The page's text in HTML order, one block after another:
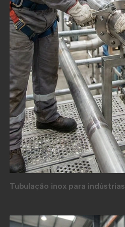
Tubulação inox para indústrias